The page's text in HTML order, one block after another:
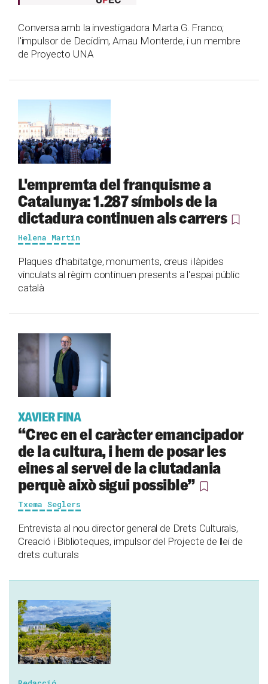
Conversa amb la investigadora Marta G. Franco;
l'impulsor de Decidim, Arnau Monterde, i un membre
de Proyecto UNA
L'empremta del franquisme a
Catalunya: 1.287 símbols de la
dictadura continuen als carrers
Helena Martín
Plaques d'habitatge, monuments, creus i làpides
vinculats al règim continuen presents a l'espai públic
català
XAVIER FINA
“Crec en el caràcter emancipador
de la cultura, i hem de posar les
eines al servei de la ciutadania
perquè això sigui possible”
Txema Seglers
Entrevista al nou director general de Drets Culturals,
Creació i Biblioteques, impulsor del Projecte de llei de
drets culturals